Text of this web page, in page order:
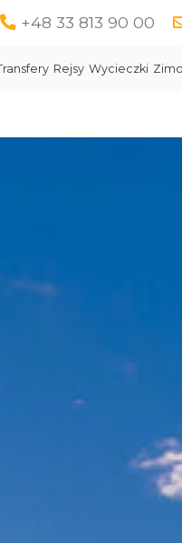
+48 33 813 90 00
Rejsy Wycieczki